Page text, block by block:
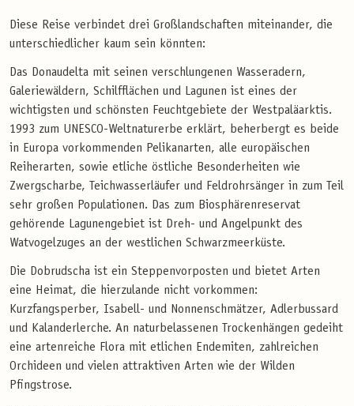
Diese Reise verbindet drei Großlandschaften miteinander, die
unterschiedlicher kaum sein könnten:
Das Donaudelta mit seinen verschlungenen Wasseradern,
Galeriewäldern, Schilfflächen und Lagunen ist eines der
wichtigsten und schönsten Feuchtgebiete der Westpaläarktis.
1993 zum UNESCO-Weltnaturerbe erklärt, beherbergt es beide
in Europa vorkommenden Pelikanarten, alle europäischen
Reiherarten, sowie etliche östliche Besonderheiten wie
Zwergscharbe, Teichwasserläufer und Feldrohrsänger in zum Teil
sehr großen Populationen. Das zum Biosphärenreservat
gehörende Lagunengebiet ist Dreh- und Angelpunkt des
Watvogelzuges an der westlichen Schwarzmeerküste.
Die Dobrudscha ist ein Steppenvorposten und bietet Arten
eine Heimat, die hierzulande nicht vorkommen:
Kurzfangsperber, Isabell- und Nonnenschmätzer, Adlerbussard
und Kalanderlerche. An naturbelassenen Trockenhängen gedeiht
eine artenreiche Flora mit etlichen Endemiten, zahlreichen
Orchideen und vielen attraktiven Arten wie der Wilden
Pfingstrose.